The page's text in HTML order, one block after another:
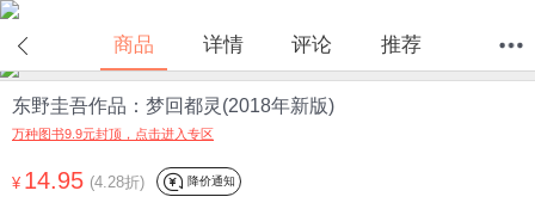
商品 详情 评论 推荐
首页 分类 值得买
东野圭吾作品：梦回都灵(2018年新版)
万种图书9.9元封顶，点击进入专区
¥ 14.95 (4.28折) 降价通知